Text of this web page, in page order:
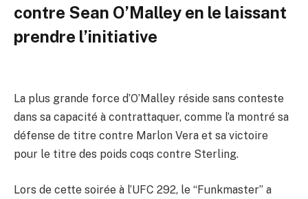
contre Sean O’Malley en le laissant
prendre l’initiative
La plus grande force d’O’Malley réside sans conteste
dans sa capacité à contrattaquer, comme l’a montré sa
défense de titre contre Marlon Vera et sa victoire
pour le titre des poids coqs contre Sterling.
Lors de cette soirée à l’UFC 292, le “Funkmaster” a